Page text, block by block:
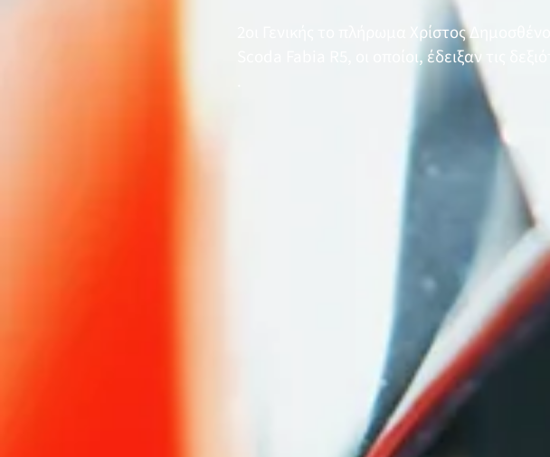
2οι Γενικής το πλήρωμα Χρίστος
Scoda Fabia R5, οι οποίοι, έδειξαν τις